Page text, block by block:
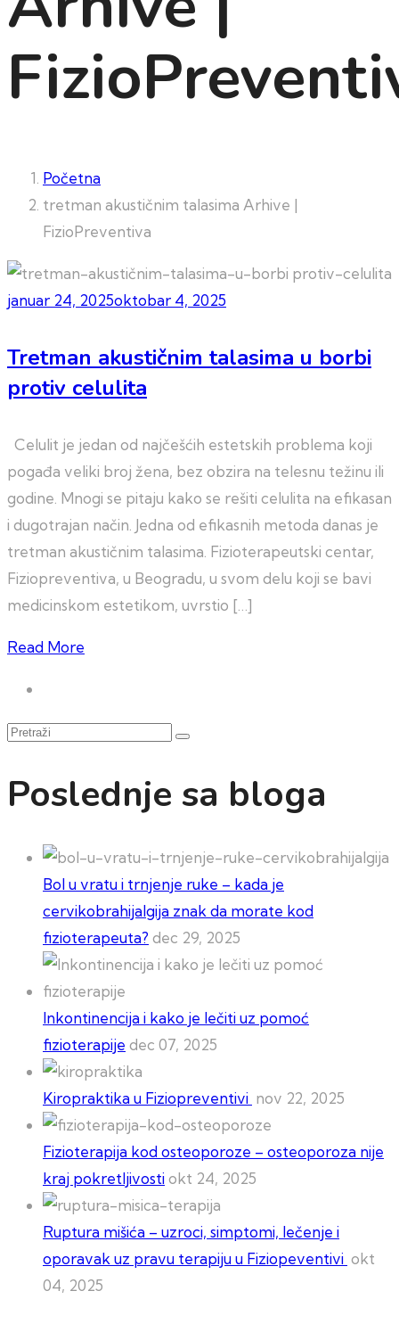
Početna
tretman akustičnim talasima Arhive |
FizioPreventiva
januar 24, 2025oktobar 4, 2025
Tretman akustičnim talasima u borbi
protiv celulita
Celulit je jedan od najčešćih estetskih problema koji
pogađa veliki broj žena, bez obzira na telesnu težinu ili
godine. Mnogi se pitaju kako se rešiti celulita na efikasan
i dugotrajan način. Jedna od efikasnih metoda danas je
tretman akustičnim talasima. Fizioterapeutski centar,
Fiziopreventiva, u Beogradu, u svom delu koji se bavi
medicinskom estetikom, uvrstio […]
Read More
Pretraži
Poslednje sa bloga
Bol u vratu i trnjenje ruke – kada je
cervikobrahijalgija znak da morate kod
fizioterapeuta? dec 29, 2025
Inkontinencija i kako je lečiti uz pomoć
fizioterapije dec 07, 2025
Kiropraktika u Fiziopreventivi nov 22, 2025
Fizioterapija kod osteoporoze – osteoporoza nije
kraj pokretljivostiokt 24, 2025
Ruptura mišića – uzroci, simptomi, lečenje i
oporavak uz pravu terapiju u Fiziopeventivi okt
04, 2025